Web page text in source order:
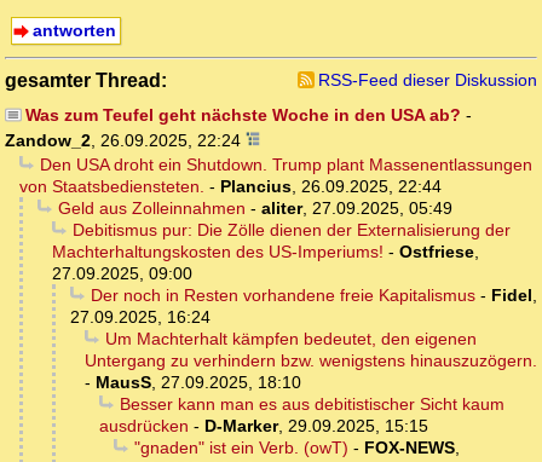
antworten
gesamter Thread:
RSS-Feed dieser Diskussion
Was zum Teufel geht nächste Woche in den USA ab? -
Zandow_2, 26.09.2025, 22:24
Den USA droht ein Shutdown. Trump plant Massenentlassungen
von Staatsbediensteten. - Plancius, 26.09.2025, 22:44
Geld aus Zolleinnahmen - aliter, 27.09.2025, 05:49
Debitismus pur: Die Zölle dienen der Externalisierung der
Machterhaltungskosten des US-Imperiums! - Ostfriese,
27.09.2025, 09:00
Der noch in Resten vorhandene freie Kapitalismus- Fidel,
27.09.2025, 16:24
Um Machterhalt kämpfen bedeutet, den eigenen
Untergang zu verhindern bzw. wenigstens hinauszuzögern.
- MausS, 27.09.2025, 18:10
Besser kann man es aus debitistischer Sicht kaum
ausdrücken - D-Marker, 29.09.2025, 15:15
"gnaden" ist ein Verb. (owT) - FOX-NEWS,